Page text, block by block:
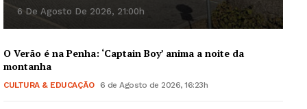
6 De Agosto De 2026, 21:00h
O Verão é na Penha: ‘Captain Boy’ anima a noite da
montanha
CULTURA & EDUCAÇÃO 6 de Agosto de 2026, 16:23h